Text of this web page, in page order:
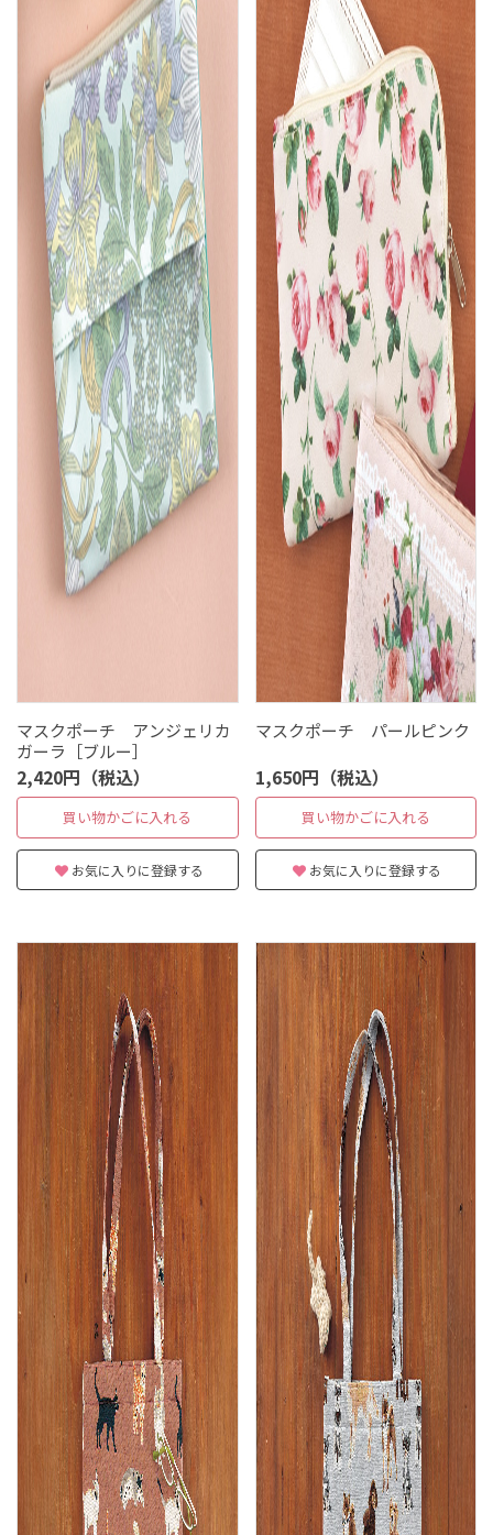
マスクポーチ アンジェリカ
ガーラ［ブルー］
2,420円（税込）
買い物かごに入れる
お気に入りに登録する
マスクポーチ パールピンク
1,650円（税込）
買い物かごに入れる
お気に入りに登録する